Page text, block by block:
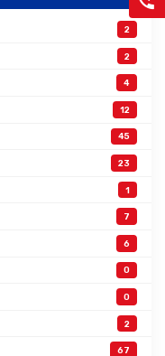
2
2
4
12
45
23
1
7
6
0
0
2
67